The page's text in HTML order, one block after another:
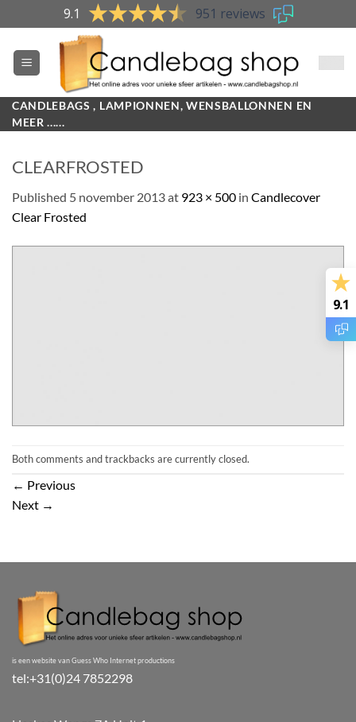
to
content
9.1 951 reviews
CANDLEBAGS , LAMPIONNEN, WENSBALLONNEN EN
MEER ......
CLEARFROSTED
Published 5 november 2013at 923 × 500 in Candlecover
Clear Frosted
Both comments and trackbacks are currently closed.
← Previous
Next →
is een website van Guess Who Internet productions
tel:+31(0)24 7852298
9.1